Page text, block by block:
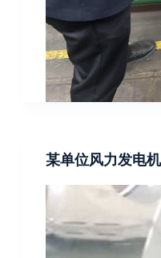
某单位风力发电